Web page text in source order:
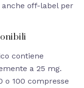
off-label per
contiene
a 25 mg.
o 100 compresse